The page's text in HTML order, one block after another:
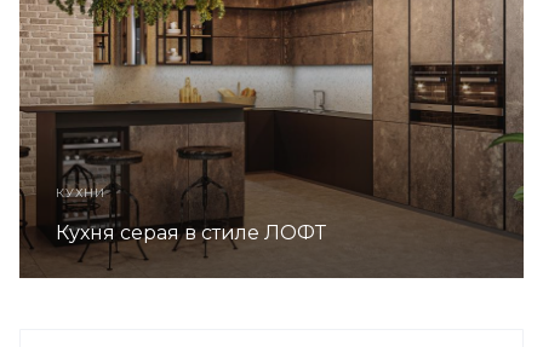
КУХНИ
Кухня серая в стиле ЛОФТ